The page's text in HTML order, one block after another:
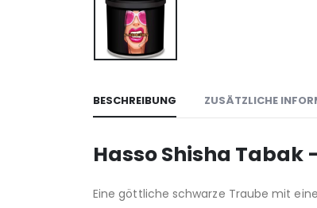
BESCHREIBUNG ZUSÄTZLICHE
Hasso Shisha
Eine göttliche schwarze Traube mit